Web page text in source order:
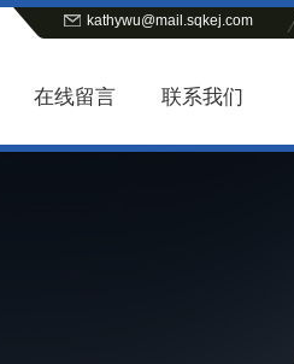
kathywu@mail.sqkej.com
在线留言 联系我们